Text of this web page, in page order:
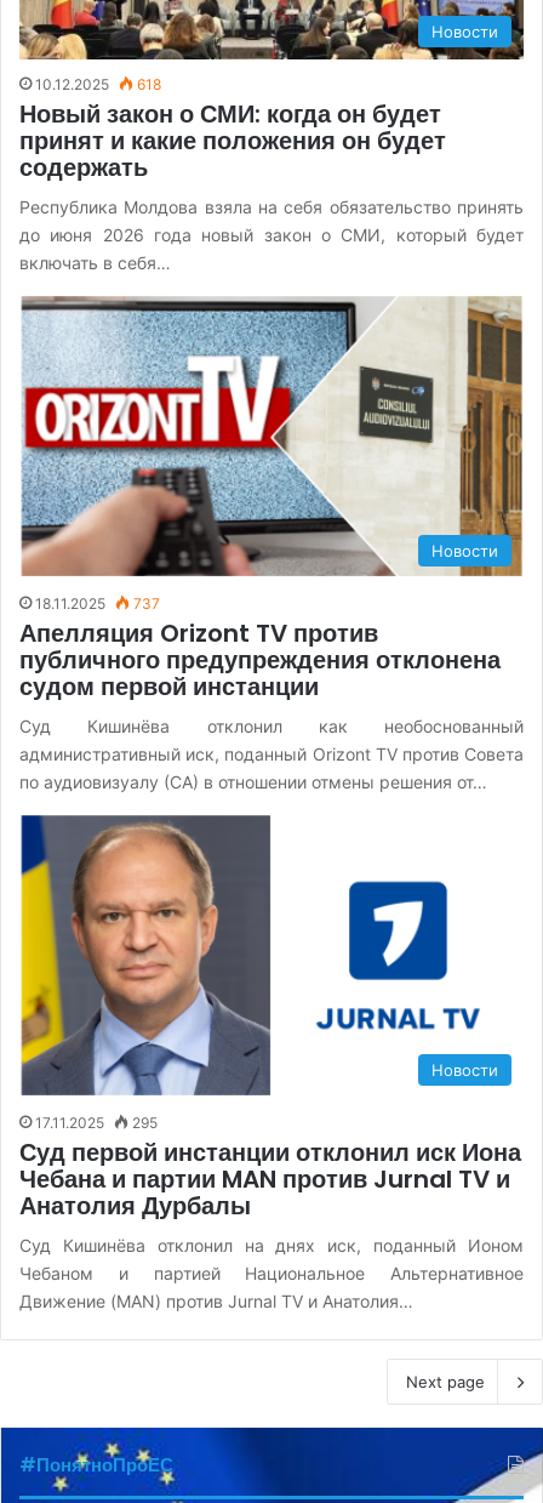
Новости
10.12.2025 618
Новый закон о СМИ: когда он будет
принят и какие положения он будет
содержать
Республика Молдова взяла на себя обязательство принять
до июня 2026 года новый закон о СМИ, который будет
включать в себя…
Новости
18.11.2025 737
Апелляция Orizont TV против
публичного предупреждения отклонена
судом первой инстанции
Суд Кишинёва отклонил как необоснованный
административный иск, поданный Orizont TV против Совета
по аудиовизуалу (СА) в отношении отмены решения от…
Новости
17.11.2025 295
Суд первой инстанции отклонил иск Иона
Чебана и партии MAN против Jurnal TV и
Анатолия Дурбалы
Суд Кишинёва отклонил на днях иск, поданный Ионом
Чебаном и партией Национальное Альтернативное
Движение (MAN) против Jurnal TV и Анатолия…
Next page
#ПонятноПроЕС